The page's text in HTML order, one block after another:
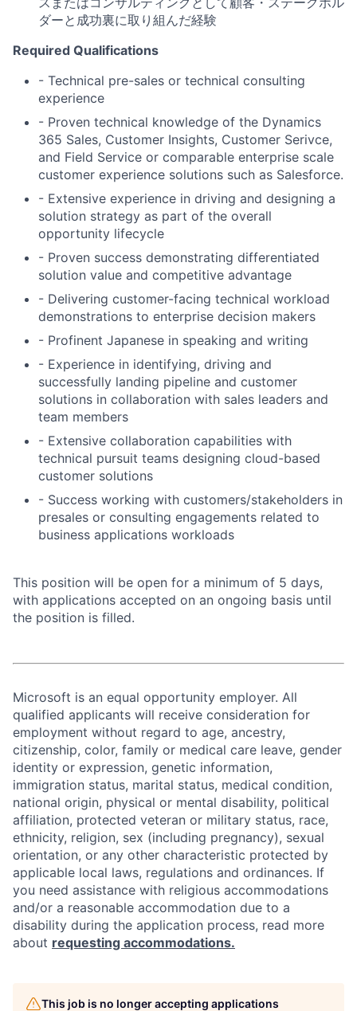
ダーと成功裏に取り組んだ経験
Required Qualifications
- Technical pre-sales or technical consulting
experience
- Proven technical knowledge of the Dynamics
365 Sales, Customer Insights, Customer Serivce,
and Field Service or comparable enterprise scale
customer experience solutions such as Salesforce.
- Extensive experience in driving and designing a
solution strategy as part of the overall
opportunity lifecycle
- Proven success demonstrating differentiated
solution value and competitive advantage
- Delivering customer-facing technical workload
demonstrations to enterprise decision makers
- Profinent Japanese in speaking and writing
- Experience in identifying, driving and
successfully landing pipeline and customer
solutions in collaboration with sales leaders and
team members
- Extensive collaboration capabilities with
technical pursuit teams designing cloud-based
customer solutions
- Success working with customers/stakeholders in
presales or consulting engagements related to
business applications workloads
This position will be open for a minimum of 5 days,
with applications accepted on an ongoing basis until
the position is filled.
Microsoft is an equal opportunity employer. All
qualified applicants will receive consideration for
employment without regard to age, ancestry,
citizenship, color, family or medical care leave, gender
identity or expression, genetic information,
immigration status, marital status, medical condition,
national origin, physical or mental disability, political
affiliation, protected veteran or military status, race,
ethnicity, religion, sex (including pregnancy), sexual
orientation, or any other characteristic protected by
applicable local laws, regulations and ordinances. If
you need assistance with religious accommodations
and/or a reasonable accommodation due to a
disability during the application process, read more
about requesting accommodations.
This job is no longer accepting applications